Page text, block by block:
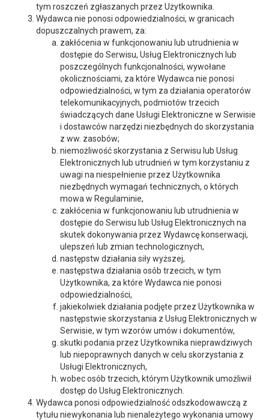
tym roszczeń zgłaszanych przez Użytkownika.
Wydawca nie ponosi odpowiedzialności, w granicach
dopuszczalnych prawem, za:
zakłócenia w funkcjonowaniu lub utrudnienia w
dostępie do Serwisu, Usług Elektronicznych lub
poszczególnych funkcjonalności, wywołane
okolicznościami, za które Wydawca nie ponosi
odpowiedzialności, w tym za działania operatorów
telekomunikacyjnych, podmiotów trzecich
świadczących dane Usługi Elektroniczne w Serwisie
i dostawców narzędzi niezbędnych do skorzystania
z ww. zasobów;
niemożliwość skorzystania z Serwisu lub Usług
Elektronicznych lub utrudnień w tym korzystaniu z
uwagi na niespełnienie przez Użytkownika
niezbędnych wymagań technicznych, o których
mowa w Regulaminie,
zakłócenia w funkcjonowaniu lub utrudnienia w
dostępie do Serwisu lub Usług Elektronicznych na
skutek dokonywania przez Wydawcę konserwacji,
ulepszeń lub zmian technologicznych,
następstw działania siły wyższej,
następstwa działania osób trzecich, w tym
Użytkownika, za które Wydawca nie ponosi
odpowiedzialności,
jakiekolwiek działania podjęte przez Użytkownika w
następstwie skorzystania z Usług Elektronicznych w
Serwisie, w tym wzorów umów i dokumentów,
skutki podania przez Użytkownika nieprawdziwych
lub niepoprawnych danych w celu skorzystania z
Usługi Elektronicznych,
wobec osób trzecich, którym Użytkownik umożliwił
dostęp do Usług Elektronicznych.
Wydawca ponosi odpowiedzialność odszkodowawczą z
tytułu niewykonania lub nienależytego wykonania umowy